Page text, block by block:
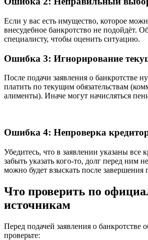
Если у вас есть имущество, которое
внесудебное банкротство не подойдёт.
специалисту, чтобы оценить ситуацию.
Ошибка 3: Игнорирование
После подачи заявления о банкротстве
платить по текущим обязательствам
алименты). Иначе могут начисляться
Ошибка 4: Непроверка
Убедитесь, что в заявлении указаны все
забыть указать кого-то, долг перед ним
можно будет взыскать после завершения
Что проверить по
источникам
Перед подачей заявления о банкротстве
проверьте: